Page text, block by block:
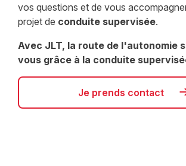
vos questions et de vous
projet de conduite supervisée.
Avec JLT, la route de l'autonomie
vous grâce à la conduite
Je prends contact